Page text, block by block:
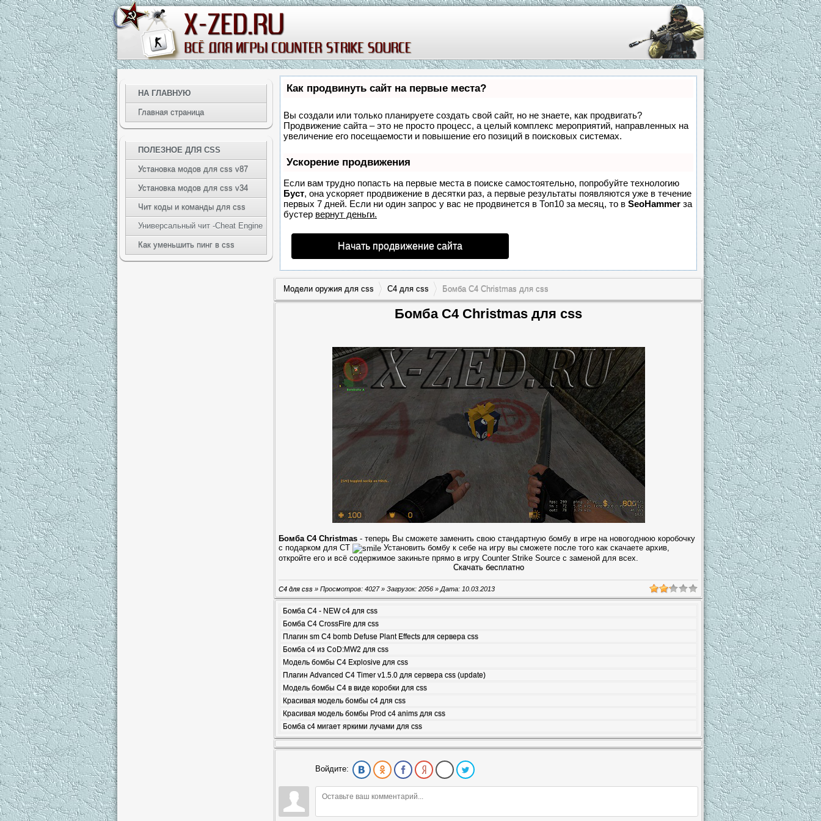
Как продвинуть сайт на первые места?
Вы создали или только планируете создать свой сайт, но не знаете, как продвигать?
Продвижение сайта – это не просто процесс, а целый комплекс мероприятий, направленных на
увеличение его посещаемости и повышение его позиций в поисковых системах.
Ускорение продвижения
Если вам трудно попасть на первые места в поиске самостоятельно, попробуйте технологию
Буст, она ускоряет продвижение в десятки раз, а первые результаты появляются уже в течение
первых 7 дней. Если ни один запрос у вас не продвинется в Топ10 за месяц, то в SeoHammer за
бустер вернут деньги.
Начать продвижение сайта
Модели оружия для css C4 для css Бомба C4 Christmas для css
Бомба C4 Christmas для css
Бомба C4 Christmas - теперь Вы сможете заменить свою стандартную бомбу в игре на новогоднюю коробочку
с подарком для CT
Установить бомбу к себе на игру вы сможете после того как скачаете архив,
откройте его и всё содержимое закиньте прямо в игру Counter Strike Source с заменой для всех.
Скачать бесплатно
C4 для css » Просмотров: 4027 » Загрузок: 2056 » Дата: 10.03.2013
Бомба С4 - NEW c4 для css
Бомба C4 CrossFire для css
Плагин sm C4 bomb Defuse Plant Effects для сервера css
Бомба с4 из CoD:MW2 для css
Модель бомбы C4 Explosive для css
Плагин Advanced C4 Timer v1.5.0 для сервера css (update)
Модель бомбы C4 в виде коробки для css
Красивая модель бомбы c4 для css
Красивая модель бомбы Prod c4 anims для css
Бомба с4 мигает яркими лучами для css
Войдите:
НА ГЛАВНУЮ
Главная страница
ПОЛЕЗНОЕ ДЛЯ CSS
Установка модов для css v87
Установка модов для css v34
Чит коды и команды для css
Универсальный чит -Cheat Engine
Как уменьшить пинг в css